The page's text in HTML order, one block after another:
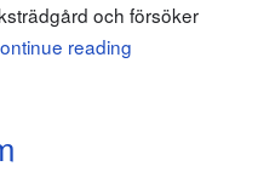
och försöker
reading